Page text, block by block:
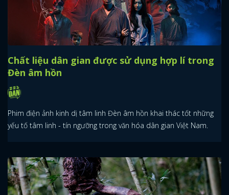
Chất liệu dân gian được sử dụng hợp lí trong
Đèn âm hồn
Phim điện ảnh kinh dị tâm linh Đèn âm hồn khai thác tốt những
yếu tố tâm linh - tín ngưỡng trong văn hóa dân gian Việt Nam.